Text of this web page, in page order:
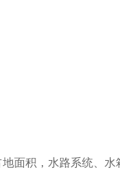
面积，水路系统、